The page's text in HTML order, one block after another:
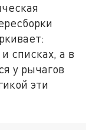
списках, а в
у рычагов
эти